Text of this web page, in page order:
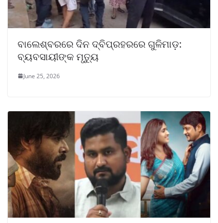
ବାଲେଶ୍ବରରେ ଦିନ ଦ୍ବିପ୍ରହରରେ ଗୁଳିମାଡ଼:
ବ୍ୟବସାୟୀଙ୍କ ମୃତ୍ୟୁ
June 25, 2026